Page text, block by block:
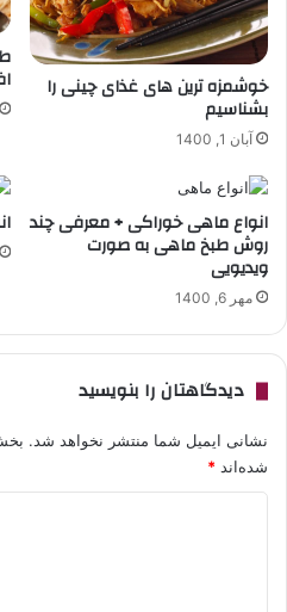
خوشمزه ترین های غذای چینی را
بشناسیم
آبان 1, 1400
انواع ماهی خوراکی + معرفی چند
روش طبخ ماهی به صورت
ویدیویی
مهر 6, 1400
دیدگاهتان را بنویسید
نشانی ایمیل شما منتشر نخواهد شد.
شده‌اند *